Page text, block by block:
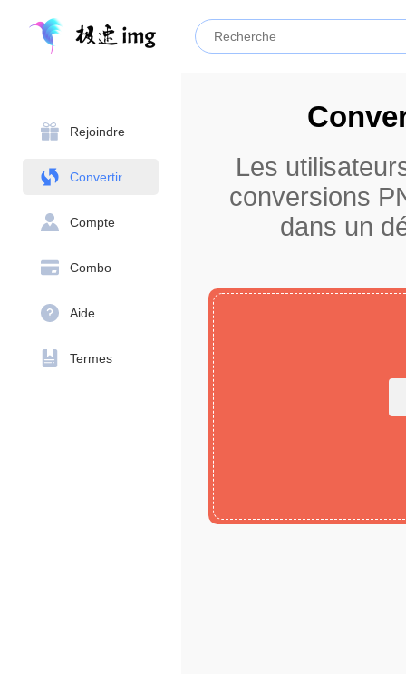
Rejoindre
Convertir
Compte
Combo
Aide
Termes
Les
conversions
dans un